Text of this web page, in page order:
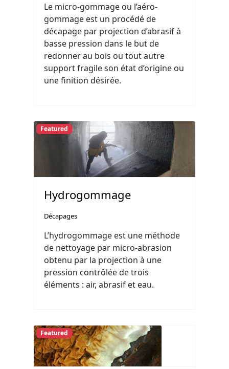
Le micro-gommage ou l’aéro-
gommage est un procédé de
décapage par projection d’abrasif à
basse pression dans le but de
redonner au bois ou tout autre
support fragile son état d’origine ou
une finition désirée.
Featured
Hydrogommage
Décapages
L’hydrogommage est une méthode
de nettoyage par micro-abrasion
obtenu par la projection à une
pression contrôlée de trois
éléments : air, abrasif et eau.
Featured